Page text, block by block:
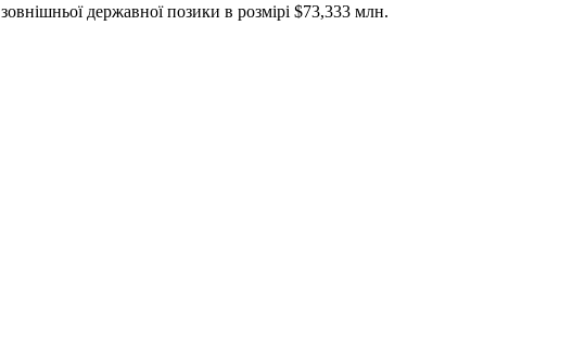
державної позики в розмірі $73,333 млн.